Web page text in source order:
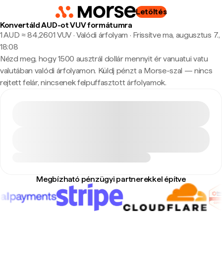
Letöltés
Konvertáld AUD-ot VUV formátumra
1 AUD ≈ 84,2601 VUV · Valódi árfolyam · Frissítve ma, augusztus 7.,
18:08
Nézd meg, hogy 1500 ausztrál dollár mennyit ér vanuatui vatu
valutában valódi árfolyamon. Küldj pénzt a Morse-szal — nincs
rejtett felár, nincsenek felpuffasztott árfolyamok.
Megbízható pénzügyi partnerekkel építve